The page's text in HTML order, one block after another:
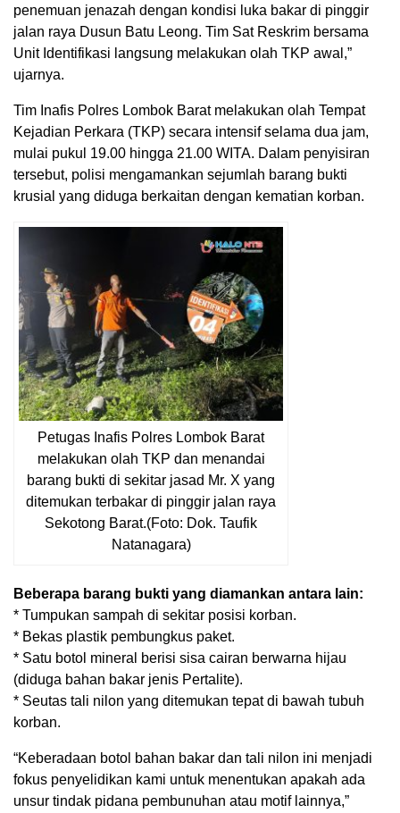
penemuan jenazah dengan kondisi luka bakar di pinggir
jalan raya Dusun Batu Leong. Tim Sat Reskrim bersama
Unit Identifikasi langsung melakukan olah TKP awal,”
ujarnya.
Tim Inafis Polres Lombok Barat melakukan olah Tempat
Kejadian Perkara (TKP) secara intensif selama dua jam,
mulai pukul 19.00 hingga 21.00 WITA. Dalam penyisiran
tersebut, polisi mengamankan sejumlah barang bukti
krusial yang diduga berkaitan dengan kematian korban.
Petugas Inafis Polres Lombok Barat
melakukan olah TKP dan menandai
barang bukti di sekitar jasad Mr. X yang
ditemukan terbakar di pinggir jalan raya
Sekotong Barat.(Foto: Dok. Taufik
Natanagara)
Beberapa barang bukti yang diamankan antara lain:
* Tumpukan sampah di sekitar posisi korban.
* Bekas plastik pembungkus paket.
* Satu botol mineral berisi sisa cairan berwarna hijau
(diduga bahan bakar jenis Pertalite).
* Seutas tali nilon yang ditemukan tepat di bawah tubuh
korban.
“Keberadaan botol bahan bakar dan tali nilon ini menjadi
fokus penyelidikan kami untuk menentukan apakah ada
unsur tindak pidana pembunuhan atau motif lainnya,”